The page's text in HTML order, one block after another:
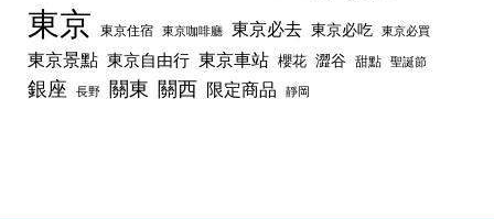
東京 東京住宿 東京咖啡廳 東京必去 東京必吃 東京必買
東京景點 東京自由行 東京車站 櫻花 澀谷 甜點 聖誕節
銀座 長野 關東 關西 限定商品 靜岡